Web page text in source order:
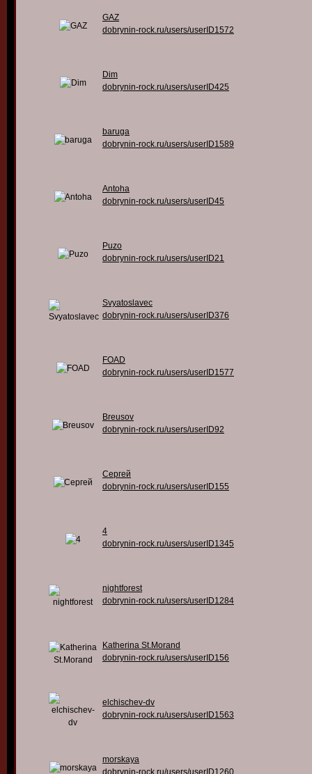
GAZ
dobrynin-rock.ru/users/userID1572
Dim
dobrynin-rock.ru/users/userID425
baruga
dobrynin-rock.ru/users/userID1589
Antoha
dobrynin-rock.ru/users/userID45
Puzo
dobrynin-rock.ru/users/userID21
Svyatoslavec
dobrynin-rock.ru/users/userID376
FOAD
dobrynin-rock.ru/users/userID1577
Breusov
dobrynin-rock.ru/users/userID92
Сергей
dobrynin-rock.ru/users/userID155
4
dobrynin-rock.ru/users/userID1345
nightforest
dobrynin-rock.ru/users/userID1284
Katherina St.Morand
dobrynin-rock.ru/users/userID156
elchischev-dv
dobrynin-rock.ru/users/userID1563
morskaya
dobrynin-rock.ru/users/userID1260